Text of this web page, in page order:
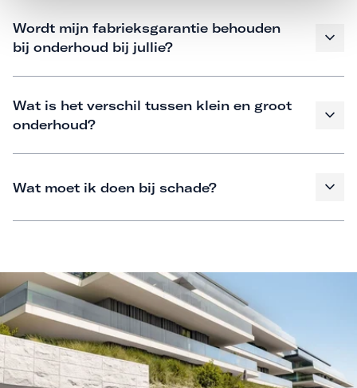
Wordt mijn fabrieksgarantie behouden
bij onderhoud bij jullie?
Wat is het verschil tussen klein en groot
onderhoud?
Wat moet ik doen bij schade?